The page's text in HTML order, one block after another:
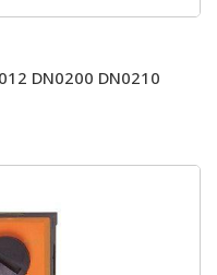
DN0200 DN0210